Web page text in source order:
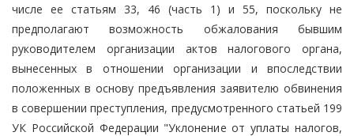
числе ее статьям 33, 46 (часть 1) и 55, поскольку не
предполагают возможность обжалования бывшим
руководителем организации актов налогового органа,
вынесенных в отношении организации и впоследствии
положенных в основу предъявления заявителю обвинения
в совершении преступления, предусмотренного статьей 199
УК Российской Федерации "Уклонение от уплаты налогов,